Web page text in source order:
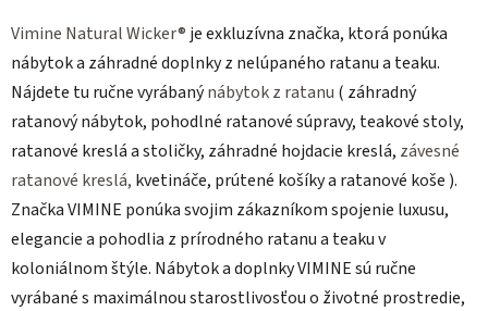
Vimine Natural Wicker® je exkluzívna značka, ktorá ponúka
nábytok a záhradné doplnky z nelúpaného ratanu a teaku.
Nájdete tu ručne vyrábanýnábytok z ratanu ( záhradný
ratanový nábytok, pohodlné ratanové súpravy, teakové stoly,
ratanové kreslá a stoličky, záhradné hojdacie kreslá, závesné
ratanové kreslá, kvetináče, prútené košíky a ratanové koše ).
Značka VIMINE ponúka svojim zákazníkom spojenie luxusu,
elegancie a pohodlia z prírodného ratanu a teaku v
koloniálnom štýle. Nábytok a doplnky VIMINE sú ručne
vyrábané s maximálnou starostlivosťou o životné prostredie,